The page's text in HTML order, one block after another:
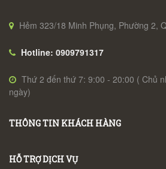
Hẻm 323/18 Minh Phụng, Phường 2,
Hotline: 0909791317
Thứ 2 đến thứ 7: 9:00 - 20:00 ( Chủ
ngày)
THÔNG TIN KHÁCH HÀNG
HỖ TRỢ DỊCH VỤ